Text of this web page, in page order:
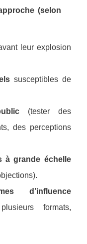
(selon
leur explosion
susceptibles de
(tester des
des perceptions
à grande échelle
d’influence
formats,